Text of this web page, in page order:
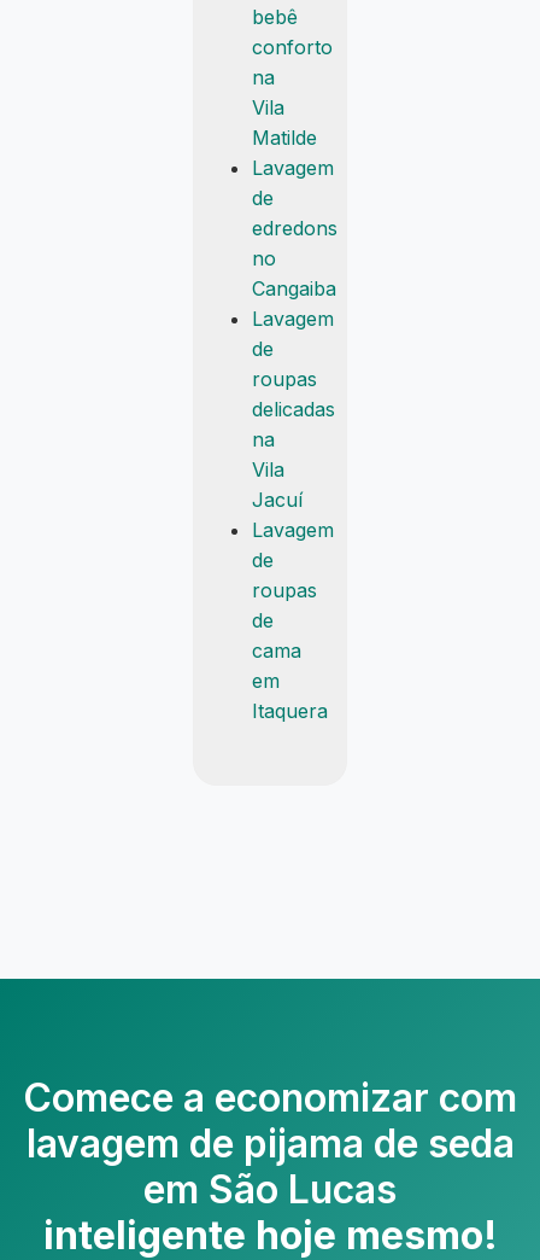
bebê
conforto
na
Vila
Matilde
Lavagem
de
edredons
no
Cangaiba
Lavagem
de
roupas
delicadas
na
Vila
Jacuí
Lavagem
de
roupas
de
cama
em
Itaquera
Comece a economizar com
lavagem de pijama de seda
em São Lucas
inteligente hoje mesmo!